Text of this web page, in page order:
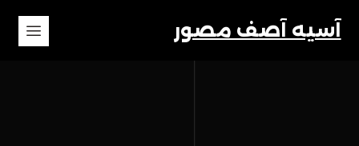
آسیه آصف مصور